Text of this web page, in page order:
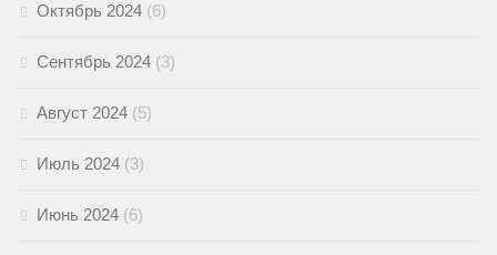
Октябрь 2024 (6)
Сентябрь 2024 (3)
Август 2024 (5)
Июль 2024 (3)
Июнь 2024 (6)